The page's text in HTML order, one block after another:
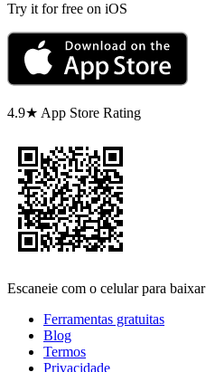
Try it for free on iOS
4.9★ App Store Rating
Escaneie com o celular para baixar
Ferramentas gratuitas
Blog
Termos
Privacidade